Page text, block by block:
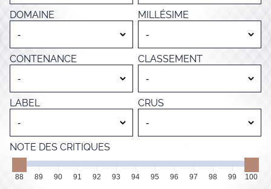
DOMAINE MILLÉSIME
CONTENANCE CLASSEMENT
LABEL CRUS
NOTE DES CRITIQUES
88 89 90 91 92 93 94 95 96 97 98 99 100